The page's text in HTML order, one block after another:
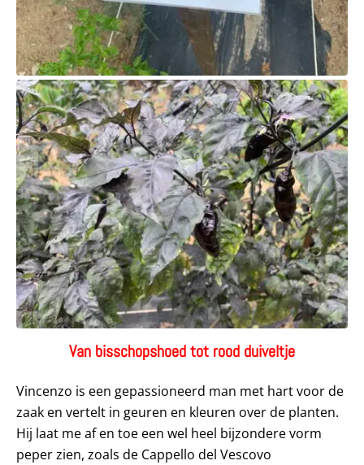
Van bisschopshoed tot rood duiveltje
Vincenzo is een gepassioneerd man met hart voor de
zaak en vertelt in geuren en kleuren over de planten.
Hij laat me af en toe een wel heel bijzondere vorm
peper zien, zoals de Cappello del Vescovo